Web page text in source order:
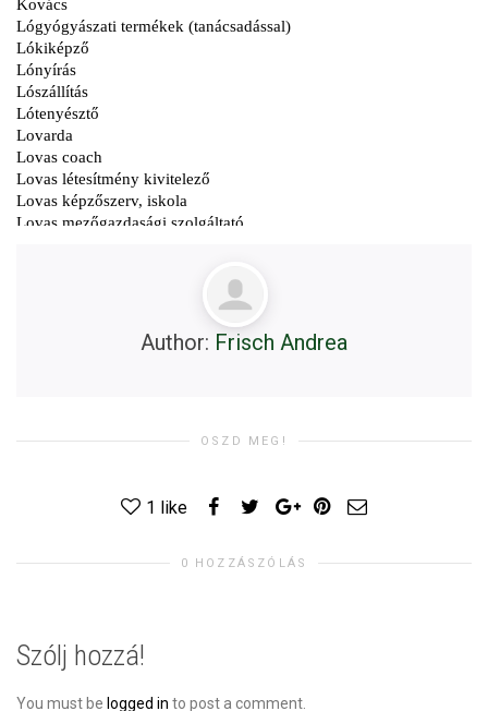
Author: Frisch Andrea
OSZD MEG!
1 like
0 HOZZÁSZÓLÁS
Szólj hozzá!
You must be logged in to post a comment.